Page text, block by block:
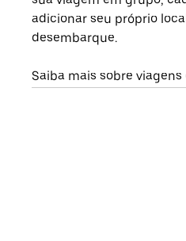
adicionar seu próprio
desembarque.
Saiba mais sobre